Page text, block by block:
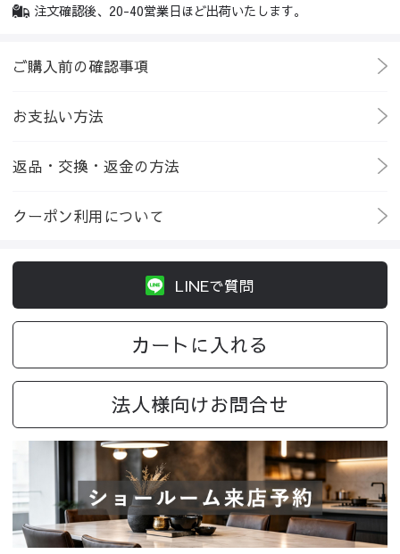
注文確認後、20-40営業日ほど出荷いたします。
ご購入前の確認事項
お支払い方法
返品・交換・返金の方法
クーポン利用について
LINEで質問
カートに入れる
法人様向けお問合せ